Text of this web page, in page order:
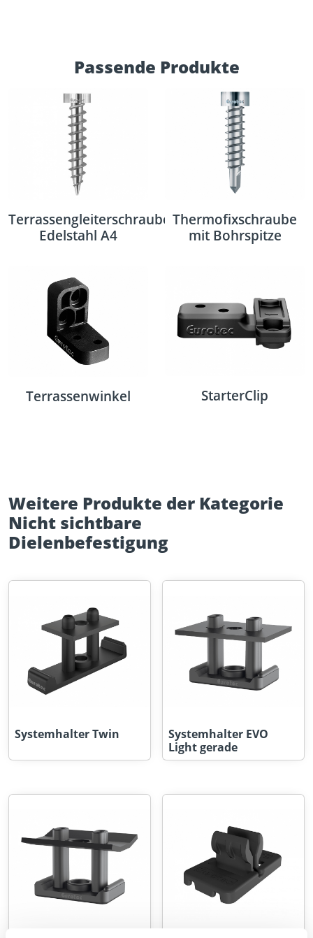
Passende Produkte
Terrassengleiterschrauben,
Edelstahl A4
Thermofixschraube
mit Bohrspitze
Terrassenwinkel StarterClip
Weitere Produkte der Kategorie
Nicht sichtbare
Dielenbefestigung
Systemhalter Twin
Systemhalter EVO
Light gerade